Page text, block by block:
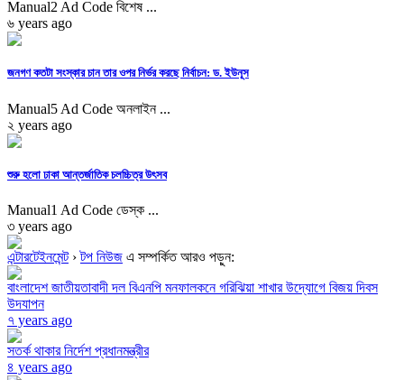
Manual2 Ad Code বিশেষ ...
৬ years ago
জনগণ কতটা সংস্কার চান তার ওপর নির্ভর করছে নির্বাচন: ড. ইউনূস
Manual5 Ad Code অনলাইন ...
২ years ago
শুরু হলো ঢাকা আন্তর্জাতিক চলচ্চিত্র উৎসব
Manual1 Ad Code ডেস্ক ...
৩ years ago
এন্টারটেইনমেন্ট›টপ নিউজ এ সম্পর্কিত আরও পড়ুন:
বাংলাদেশ জাতীয়তাবাদী দল বিএনপি মনফালকনে গরিঝিয়া শাখার উদ্যোগে বিজয় দিবস
উদযাপন
৭ years ago
সতর্ক থাকার নির্দেশ প্রধানমন্ত্রীর
৪ years ago